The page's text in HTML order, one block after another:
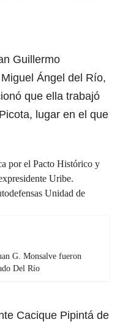
Guillermo
Ángel del Río,
que ella trabajó
lugar en el que
por el Pacto Histórico y
Uribe.
Unidad de
G. Monsalve fueron
Del Río
Cacique Pipintá de